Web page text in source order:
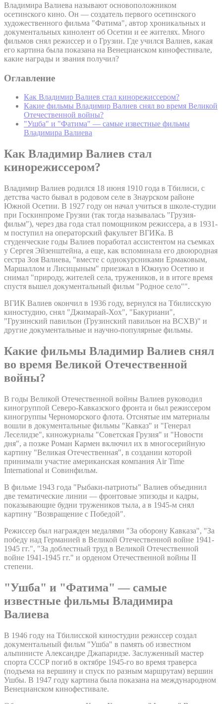
Владимира Валиева называют основоположником
осетинского кино. Он — создатель первого осетинского
художественного фильма "Фатима", автор хроникальных и
документальных кинолент об Осетии и ее жителях. Много
фильмов снял режиссер и о Грузии. Где учился Валиев, какая
его картина была показана на Венецианском кинофестивале,
какие награды и звания получил?
Оглавление
Как Владимир Валиев стал кинорежиссером?
Какие фильмы Владимир Валиев снял во время Великой
Отечественной войны?
"Ушба" и "Фатима" — самые известные фильмы
Владимира Валиева
Как Владимир Валиев стал
кинорежиссером?
Владимир Валиев родился 18 июня 1910 года в Тбилиси, с
детства часто бывал в родовом селе в Знаурском районе
Южной Осетии. В 1927 году он начал учиться в школе-студии
при Госкинпроме Грузии (так тогда называлась "Грузия-
фильм"), через два года стал помощником режиссера, а в 1931-
м поступил на операторский факультет ВГИКа. В
студенческие годы Валиев поработал ассистентом на съемках
у Сергея Эйзенштейна, а еще, как вспоминала его двоюродная
сестра Зоя Валиева, "вместе с однокурсниками Ермаковым,
Маршаллом и Лисицыным" приезжал в Южную Осетию и
снимал "природу, жителей села, тружеников, и в итоге время
спустя вышел документальный фильм "Родное село"".
ВГИК Валиев окончил в 1936 году, вернулся на Тбилисскую
киностудию, снял "Джимарай-Хох", "Бакуриани",
"Грузинский павильон (Грузинский павильон на ВСХВ)" и
другие документальные и научно-популярные фильмы.
Какие фильмы Владимир Валиев снял
во время Великой Отечественной
войны?
В годы Великой Отечественной войны Валиев руководил
киногруппой Северо-Кавказского фронта и был режиссером
киногруппы Черноморского флота. Отснятые им материалы
вошли в документальные фильмы "Кавказ" и "Генерал
Леселидзе", киножурналы "Советская Грузия" и "Новости
дня", а позже Роман Кармен включил их в многосерийную
картину "Великая Отечественная", в создании которой
принимали участие американская компания Air Time
International и Совинфильм.
В фильме 1943 года "Рыбаки-патриоты" Валиев объединил
две тематические линии — фронтовые эпизоды и кадры,
показывающие будни тружеников тыла, а в 1945-м снял
картину "Возвращение с Победой".
Режиссер был награжден медалями "За оборону Кавказа", "За
победу над Германией в Великой Отечественной войне 1941-
1945 гг.", "За доблестный труд в Великой Отечественной
войне 1941-1945 гг." и орденом Отечественной войны II
степени.
"Ушба" и "Фатима" — самые
известные фильмы Владимира
Валиева
В 1946 году на Тбилисской киностудии режиссер создал
документальный фильм "Ушба" в память об известном
альпинисте Александре Джапаридзе. Заслуженный мастер
спорта СССР погиб в октябре 1945-го во время траверса
(подъема на вершину и спуск по разным маршрутам) вершин
Ушбы. В 1947 году картина была показана на международном
Венецианском кинофестивале.